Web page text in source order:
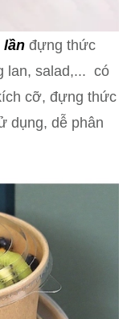
lần đựng thức
lan, salad,... có
cỡ, đựng thức
dụng, dễ phân